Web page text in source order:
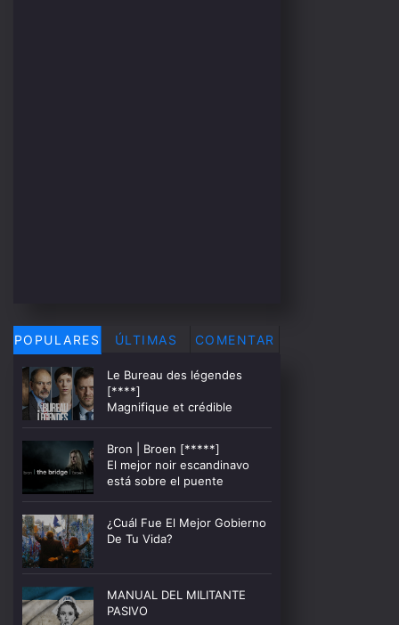
POPULARES ÚLTIMAS COMENTAR
Le Bureau des légendes
[****]
Magnifique et crédible
Bron | Broen [*****]
El mejor noir escandinavo
está sobre el puente
¿Cuál Fue El Mejor Gobierno
De Tu Vida?
MANUAL DEL MILITANTE
PASIVO